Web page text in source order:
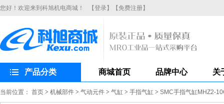
您好！欢迎来到科旭机电商城！ 【登录】 【免费注册】
产品分类 商城首页 品牌中心 关
当前位置： 首页 > 机械部件 > 气动元件 > 气缸 > 手指气缸 > SMC手指气缸MHZ2-